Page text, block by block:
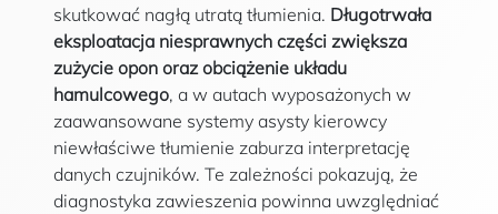
skutkować nagłą utratą tłumienia. Długotrwała
eksploatacja niesprawnych części zwiększa
zużycie opon oraz obciążenie układu
hamulcowego, a w autach wyposażonych w
zaawansowane systemy asysty kierowcy
niewłaściwe tłumienie zaburza interpretację
danych czujników. Te zależności pokazują, że
diagnostyka zawieszenia powinna uwzględniać